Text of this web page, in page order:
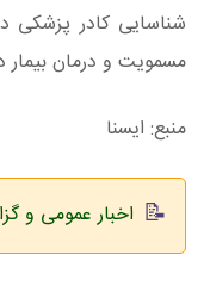
شناسایی کادر پزشکی
مسمویت و درمان بیمار
منبع: ایسنا
اخبار عمومی و